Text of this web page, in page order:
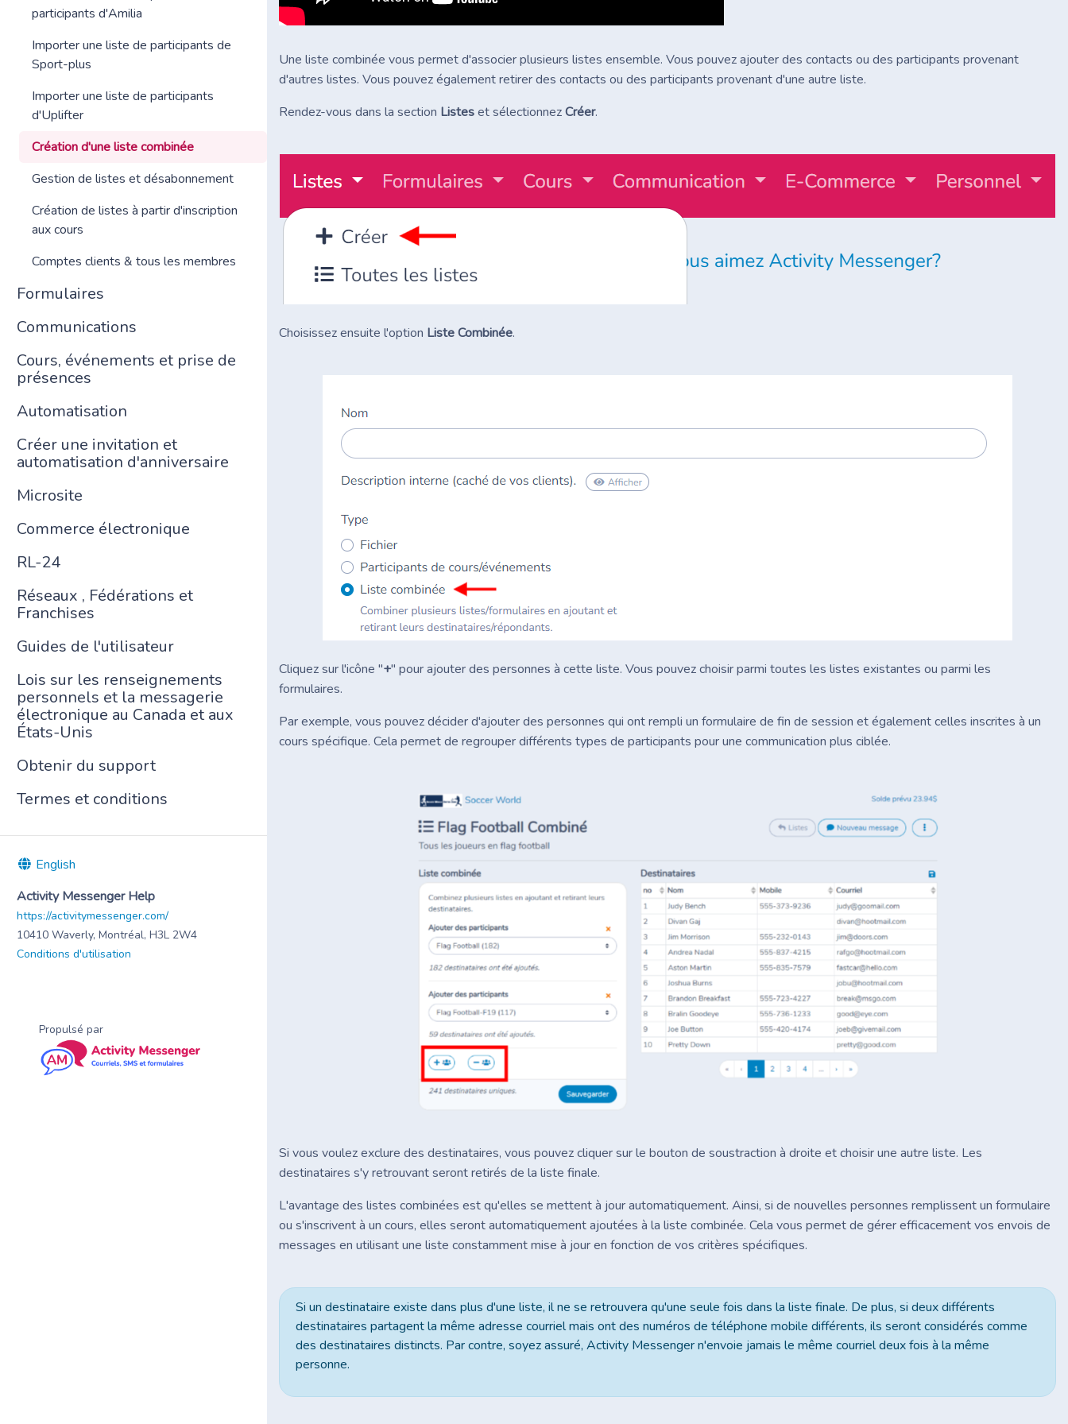
participants d'Amilia
Importer une liste de participants de
Sport-plus
Importer une liste de participants
d'Uplifter
Création d'une liste combinée
Gestion de listes et désabonnement
Création de listes à partir d'inscription
aux cours
Comptes clients & tous les membres
Formulaires
Communications
Cours, événements et prise de
présences
Automatisation
Créer une invitation et
automatisation d'anniversaire
Microsite
Commerce électronique
RL-24
Réseaux , Fédérations et
Franchises
Guides de l'utilisateur
Lois sur les renseignements
personnels et la messagerie
électronique au Canada et aux
États-Unis
Obtenir du support
Termes et conditions
English
Activity Messenger Help
https://activitymessenger.com/
10410 Waverly, Montréal, H3L 2W4
Conditions d'utilisation
Propulsé par
Une liste combinée vous permet d'associer plusieurs listes ensemble. Vous pouvez ajouter des contacts ou des participants provenant
d'autres listes. Vous pouvez également retirer des contacts ou des participants provenant d'une autre liste.
Rendez-vous dans la section Listeset sélectionnezCréer.
Choisissez ensuite l'option Liste Combinée.
Cliquez sur l'icône "+" pour ajouter des personnes à cette liste. Vous pouvez choisir parmi toutes les listes existantes ou parmi les
formulaires.
Par exemple, vous pouvez décider d'ajouter des personnes qui ont rempli un formulaire de fin de session et également celles inscrites à un
cours spécifique. Cela permet de regrouper différents types de participants pour une communication plus ciblée.
Si vous voulez exclure des destinataires, vous pouvez cliquer sur le bouton de soustraction à droite et choisir une autre liste. Les
destinataires s'y retrouvant seront retirés de la liste finale.
L'avantage des listes combinées est qu'elles se mettent à jour automatiquement. Ainsi, si de nouvelles personnes remplissent un formulaire
ou s'inscrivent à un cours, elles seront automatiquement ajoutées à la liste combinée. Cela vous permet de gérer efficacement vos envois de
messages en utilisant une liste constamment mise à jour en fonction de vos critères spécifiques.
Si un destinataire existe dans plus d'une liste, il ne se retrouvera qu'une seule fois dans la liste finale. De plus, si deux différents
destinataires partagent la même adresse courriel mais ont des numéros de téléphone mobile différents, ils seront considérés comme
des destinataires distincts. Par contre, soyez assuré, Activity Messenger n'envoie jamais le même courriel deux fois à la même
personne.